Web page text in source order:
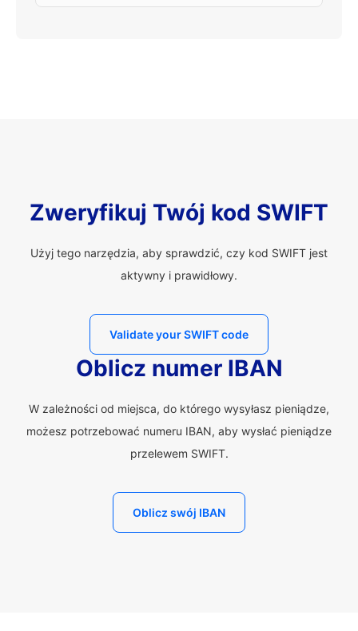
Zweryfikuj Twój kod SWIFT
Użyj tego narzędzia, aby sprawdzić, czy kod SWIFT jest
aktywny i prawidłowy.
Validate your SWIFT code
Oblicz numer IBAN
W zależności od miejsca, do którego wysyłasz pieniądze,
możesz potrzebować numeru IBAN, aby wysłać pieniądze
przelewem SWIFT.
Oblicz swój IBAN